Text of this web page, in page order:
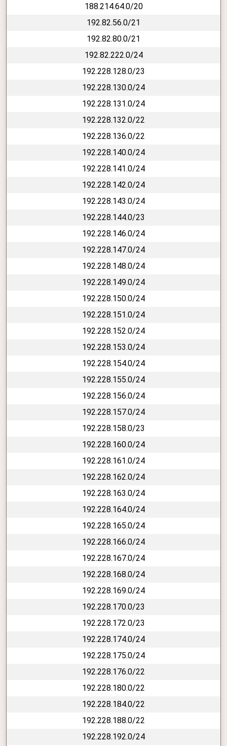
188.214.64.0/20
192.82.56.0/21
192.82.80.0/21
192.82.222.0/24
192.228.128.0/23
192.228.130.0/24
192.228.131.0/24
192.228.132.0/22
192.228.136.0/22
192.228.140.0/24
192.228.141.0/24
192.228.142.0/24
192.228.143.0/24
192.228.144.0/23
192.228.146.0/24
192.228.147.0/24
192.228.148.0/24
192.228.149.0/24
192.228.150.0/24
192.228.151.0/24
192.228.152.0/24
192.228.153.0/24
192.228.154.0/24
192.228.155.0/24
192.228.156.0/24
192.228.157.0/24
192.228.158.0/23
192.228.160.0/24
192.228.161.0/24
192.228.162.0/24
192.228.163.0/24
192.228.164.0/24
192.228.165.0/24
192.228.166.0/24
192.228.167.0/24
192.228.168.0/24
192.228.169.0/24
192.228.170.0/23
192.228.172.0/23
192.228.174.0/24
192.228.175.0/24
192.228.176.0/22
192.228.180.0/22
192.228.184.0/22
192.228.188.0/22
192.228.192.0/24